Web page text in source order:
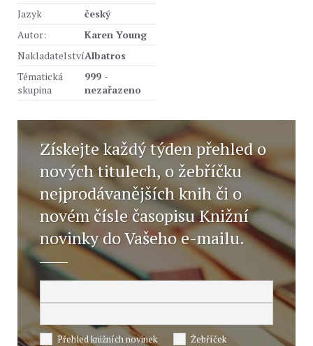
Jazyk
český
Autor:
Karen Young
NakladatelstvíAlbatros
Tématická
skupina
999 -
nezařazeno
Získejte každý týden přehled o
nových titulech, o žebříčku
nejprodávanějších knih či o
novém čísle časopisu Knižní
novinky do Vašeho e-mailu.
Přehled knižních novinek Žebříček